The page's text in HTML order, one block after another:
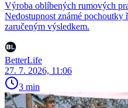
Výroba oblíbených rumových
Nedostupnost známé pochoutky
zaručeným výsledkem.
BetterLife
27. 7. 2026, 11:06
3 min